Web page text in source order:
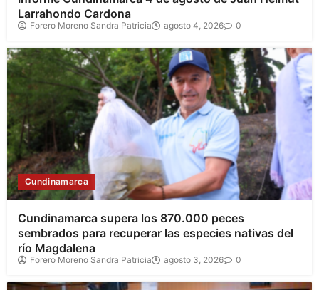
Larrahondo Cardona
Forero Moreno Sandra Patricia agosto 4, 2026 0
Cundinamarca
Cundinamarca supera los 870.000 peces
sembrados para recuperar las especies nativas del
río Magdalena
Forero Moreno Sandra Patricia agosto 3, 2026 0